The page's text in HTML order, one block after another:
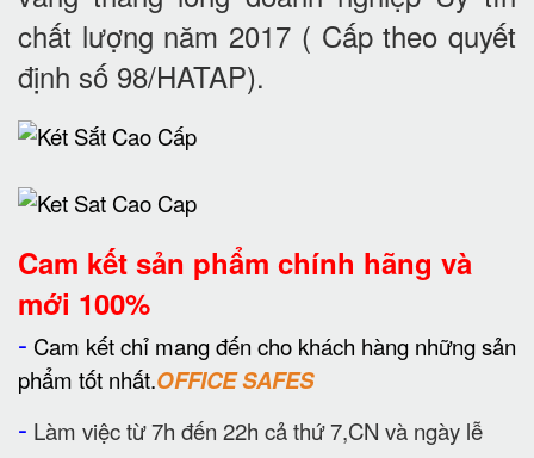
chất lượng năm 2017 ( Cấp theo quyết
định số 98/HATAP).
Cam kết sản phẩm chính hãng và
mới 100%
- Cam kết chỉ mang đến cho khách hàng những sản
phẩm tốt nhất.OFFICE SAFES
- Làm việc từ 7h đến 22h cả thứ 7,CN và ngày lễ